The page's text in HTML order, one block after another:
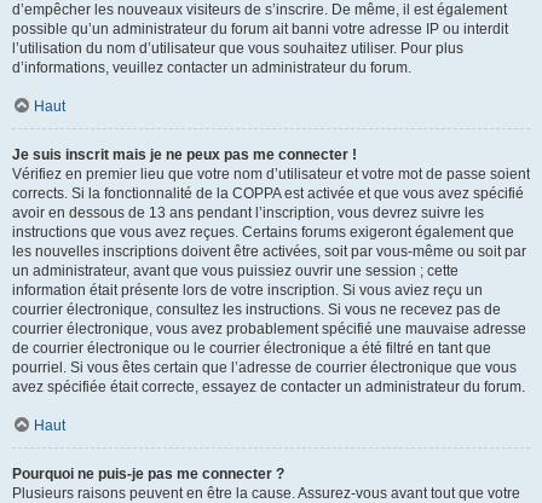
d’empêcher les nouveaux visiteurs de s’inscrire. De même, il est également
possible qu’un administrateur du forum ait banni votre adresse IP ou interdit
l’utilisation du nom d’utilisateur que vous souhaitez utiliser. Pour plus
d’informations, veuillez contacter un administrateur du forum.
Haut
Je suis inscrit mais je ne peux pas me connecter !
Vérifiez en premier lieu que votre nom d’utilisateur et votre mot de passe soient
corrects. Si la fonctionnalité de la COPPA est activée et que vous avez spécifié
avoir en dessous de 13 ans pendant l’inscription, vous devrez suivre les
instructions que vous avez reçues. Certains forums exigeront également que
les nouvelles inscriptions doivent être activées, soit par vous-même ou soit par
un administrateur, avant que vous puissiez ouvrir une session ; cette
information était présente lors de votre inscription. Si vous aviez reçu un
courrier électronique, consultez les instructions. Si vous ne recevez pas de
courrier électronique, vous avez probablement spécifié une mauvaise adresse
de courrier électronique ou le courrier électronique a été filtré en tant que
pourriel. Si vous êtes certain que l’adresse de courrier électronique que vous
avez spécifiée était correcte, essayez de contacter un administrateur du forum.
Haut
Pourquoi ne puis-je pas me connecter ?
Plusieurs raisons peuvent en être la cause. Assurez-vous avant tout que votre